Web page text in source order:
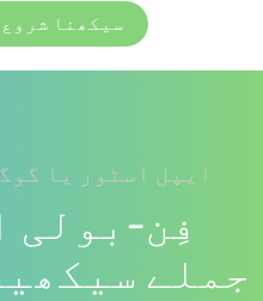
سیکھنا
ایپل اسٹور یا
فِن-بولی
جملے